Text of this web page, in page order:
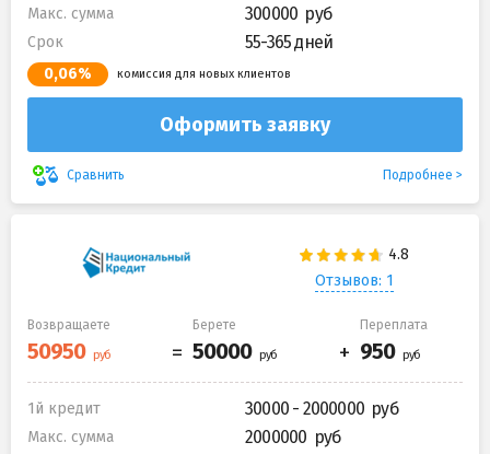
Макс. сумма 300000
Срок 55-365 дней
0,06% комиссия для новых клиентов
Оформить заявку
Сравнить Подробнее
Отзывов: 1
Возвращаете Берете Переплата
1й кредит 30000 - 2000000
Макс. сумма 2000000